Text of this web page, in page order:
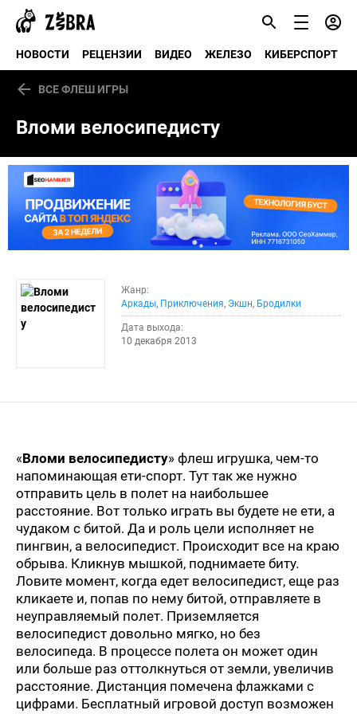
НОВОСТИ РЕЦЕНЗИИ ВИДЕО ЖЕЛЕЗО КИБЕРСПОРТ
ВСЕ ФЛЕШ ИГРЫ
Вломи велосипедисту
Жанр:
Аркады, Приключения, Экшн, Бродилки
Дата выхода:
10 декабря 2013
«Вломи велосипедисту» флеш игрушка, чем-то
напоминающая ети-спорт. Тут так же нужно
отправить цель в полет на наибольшее
расстояние. Вот только играть вы будете не ети, а
чудаком с битой. Да и роль цели исполняет не
пингвин, а велосипедист. Происходит все на краю
обрыва. Кликнув мышкой, поднимаете биту.
Ловите момент, когда едет велосипедист, еще раз
кликаете и, попав по нему битой, отправляете в
неуправляемый полет. Приземляется
велосипедист довольно мягко, но без
велосипеда. В процессе полета он может один
или больше раз оттолкнуться от земли, увеличив
расстояние. Дистанция помечена флажками с
цифрами. Бесплатный игровой доступ возможен